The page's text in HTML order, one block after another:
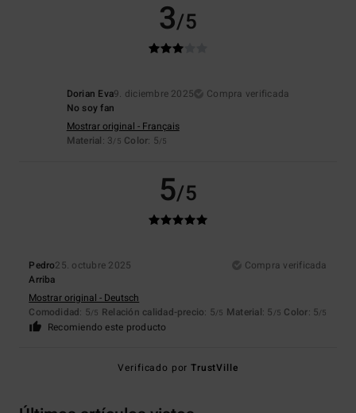
3/5
Dorian Eva9. diciembre 2025
Compra verificada
No soy fan
Mostrar original - Français
Material: 3/5 Color: 5/5
5/5
Pedro25. octubre 2025
Compra verificada
Arriba
Mostrar original - Deutsch
Comodidad: 5/5 Relación calidad-precio: 5/5 Material: 5 /5 Color: 5/5
Recomiendo este producto
Verificado porTrustVille